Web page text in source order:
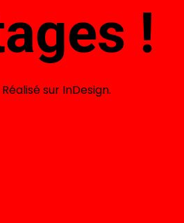
!
Réalisé sur InDesign.